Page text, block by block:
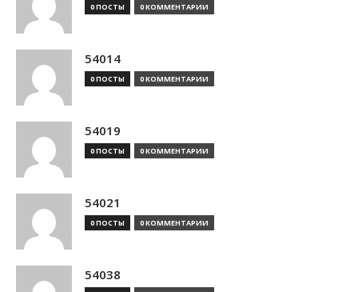
0 ПОСТЫ 0 КОММЕНТАРИИ
54014
0 ПОСТЫ 0 КОММЕНТАРИИ
54019
0 ПОСТЫ 0 КОММЕНТАРИИ
54021
0 ПОСТЫ 0 КОММЕНТАРИИ
54038